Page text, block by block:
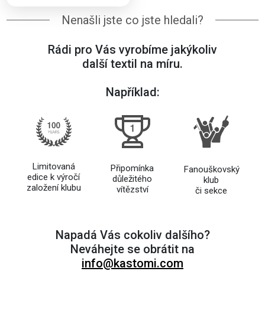
Nenašli jste co jste hledali?
Rádi pro Vás vyrobíme jakýkoliv
další textil na míru.
Například:
Limitovaná
edice k výročí
založení klubu
Připomínka
důležitého
vítězství
Fanouškovský
klub
či sekce
Napadá Vás cokoliv dalšího?
Neváhejte se obrátit na
info@kastomi.com